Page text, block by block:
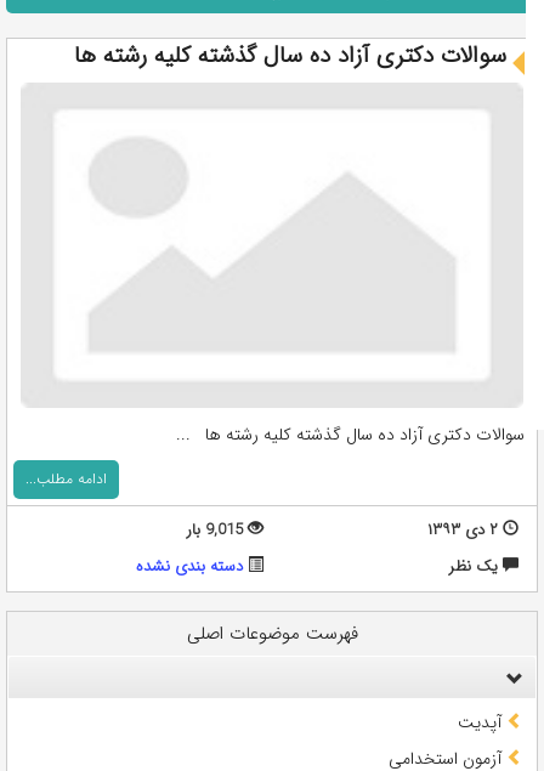
سوالات دکتری آزاد ده سال گذشته کلیه رشته ها
سوالات دکتری آزاد ده سال گذشته کلیه رشته ها ...
ادامه مطلب...
۲ دی ۱۳۹۳
9,015 بار
يک نظر
دسته بندی نشده
فهرست موضوعات اصلی
آپدیت
آزمون استخدامی